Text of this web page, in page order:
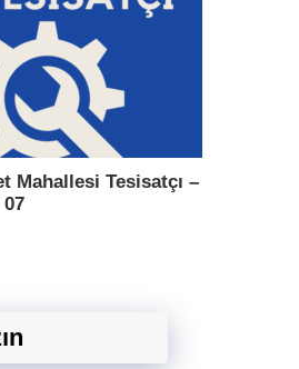
Mahallesi Tesisatçı –
07